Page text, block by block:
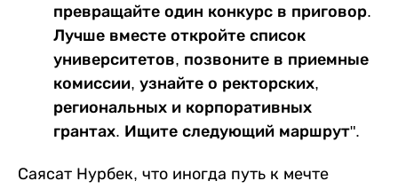
превращайте один конкурс в приговор.
Лучше вместе откройте список
университетов, позвоните в приемные
комиссии, узнайте о ректорских,
региональных и корпоративных
грантах. Ищите следующий маршрут".
Саясат Нурбек, что иногда путь к мечте